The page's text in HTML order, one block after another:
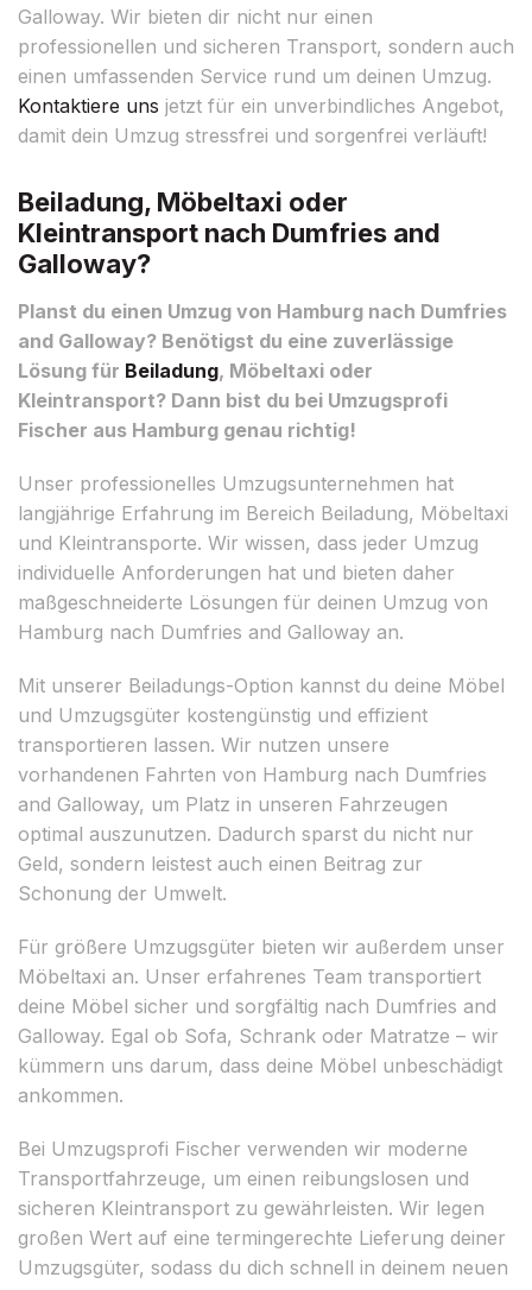
Galloway. Wir bieten dir nicht nur einen
professionellen und sicheren Transport, sondern auch
einen umfassenden Service rund um deinen Umzug.
Kontaktiere uns jetzt für ein unverbindliches Angebot,
damit dein Umzug stressfrei und sorgenfrei verläuft!
Beiladung, Möbeltaxi oder
Kleintransport nach Dumfries and
Galloway?
Planst du einen Umzug von Hamburg nach Dumfries
and Galloway? Benötigst du eine zuverlässige
Lösung für Beiladung, Möbeltaxi oder
Kleintransport? Dann bist du bei Umzugsprofi
Fischer aus Hamburg genau richtig!
Unser professionelles Umzugsunternehmen hat
langjährige Erfahrung im Bereich Beiladung, Möbeltaxi
und Kleintransporte. Wir wissen, dass jeder Umzug
individuelle Anforderungen hat und bieten daher
maßgeschneiderte Lösungen für deinen Umzug von
Hamburg nach Dumfries and Galloway an.
Mit unserer Beiladungs-Option kannst du deine Möbel
und Umzugsgüter kostengünstig und effizient
transportieren lassen. Wir nutzen unsere
vorhandenen Fahrten von Hamburg nach Dumfries
and Galloway, um Platz in unseren Fahrzeugen
optimal auszunutzen. Dadurch sparst du nicht nur
Geld, sondern leistest auch einen Beitrag zur
Schonung der Umwelt.
Für größere Umzugsgüter bieten wir außerdem unser
Möbeltaxi an. Unser erfahrenes Team transportiert
deine Möbel sicher und sorgfältig nach Dumfries and
Galloway. Egal ob Sofa, Schrank oder Matratze – wir
kümmern uns darum, dass deine Möbel unbeschädigt
ankommen.
Bei Umzugsprofi Fischer verwenden wir moderne
Transportfahrzeuge, um einen reibungslosen und
sicheren Kleintransport zu gewährleisten. Wir legen
großen Wert auf eine termingerechte Lieferung deiner
Umzugsgüter, sodass du dich schnell in deinem neuen